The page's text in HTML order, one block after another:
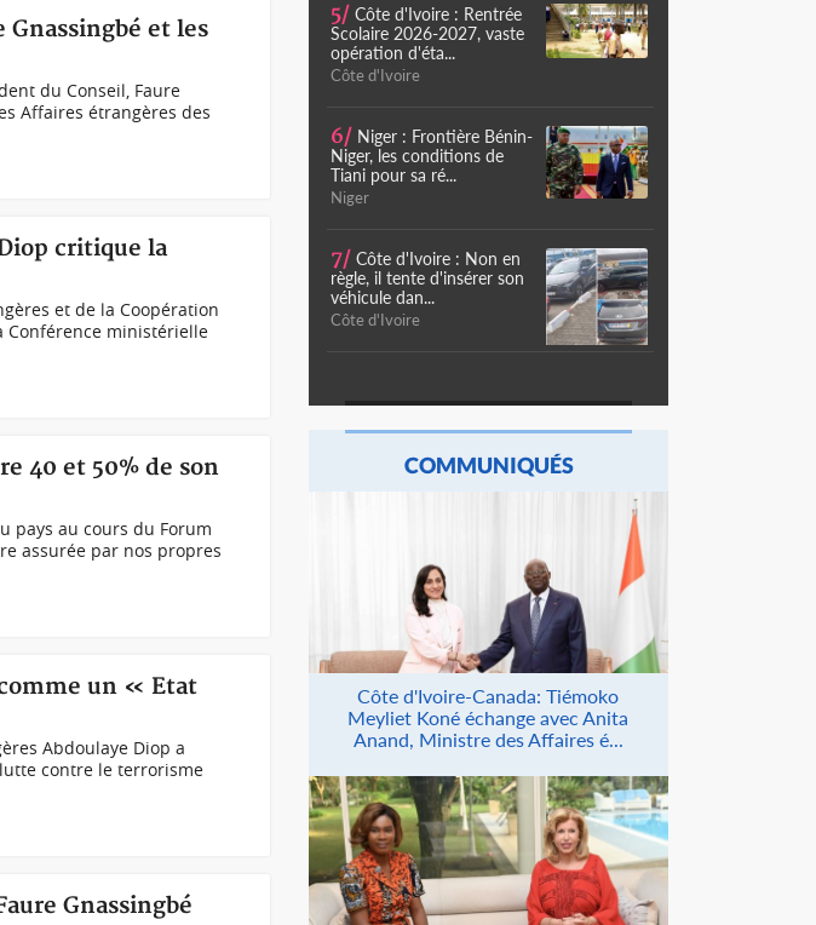
et les
du Conseil, Faure
Affaires étrangères des
critique la
et de la Coopération
Conférence ministérielle
40 et 50% de son
pays au cours du Forum
assurée par nos propres
un « Etat
Abdoulaye Diop a
contre le terrorisme
Gnassingbé
5/ Côte d'Ivoire : Rentrée
Scolaire 2026-2027, vaste
opération d'éta...
Côte d'Ivoire
6/ Niger : Frontière Bénin-
Niger, les conditions de
Tiani pour sa ré...
Niger
7/ Côte d'Ivoire : Non en
règle, il tente d'insérer son
véhicule dan...
Côte d'Ivoire
COMMUNIQUÉS
Côte d'Ivoire-Canada: Tiémoko
Meyliet Koné échange avec Anita
Anand, Ministre des Affaires é...